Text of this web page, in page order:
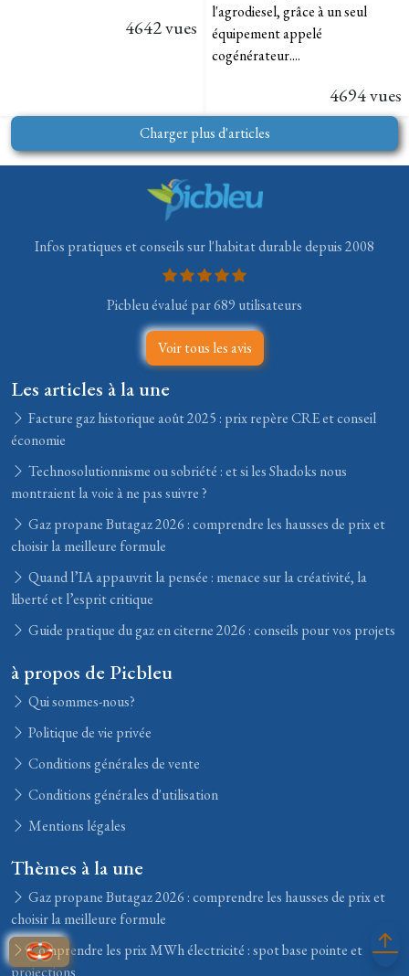
4642 vues
l'agrodiesel, grâce à un seul
équipement appelé
cogénérateur....
4694 vues
Charger plus d'articles
Infos pratiques et conseils sur l'habitat durable depuis 2008
Picbleu évalué par 689 utilisateurs
Voir tous les avis
Les articles à la une
Facture gaz historique août 2025 : prix repère CRE et conseil
économie
Technosolutionnisme ou sobriété : et si les Shadoks nous
montraient la voie à ne pas suivre ?
Gaz propane Butagaz 2026 : comprendre les hausses de prix et
choisir la meilleure formule
Quand l’IA appauvrit la pensée : menace sur la créativité, la
liberté et l’esprit critique
Guide pratique du gaz en citerne 2026 : conseils pour vos projets
à propos de Picbleu
Qui sommes-nous?
Politique de vie privée
Conditions générales de vente
Conditions générales d'utilisation
Mentions légales
Thèmes à la une
Gaz propane Butagaz 2026 : comprendre les hausses de prix et
choisir la meilleure formule
Comprendre les prix MWh électricité : spot base pointe et
projections